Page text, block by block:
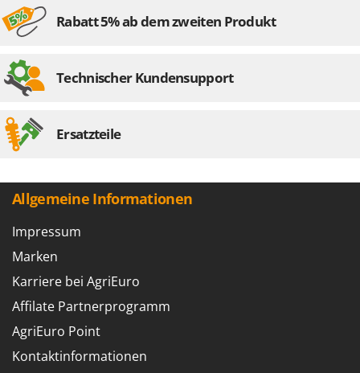
S
S.T.P.
Sbaraglia
Silky
Skil
Smartwood
Smeg
Snapper
Solidur
Rabatt 5% ab dem zweiten Produkt
Technischer Kundensupport
Ersatzteile
Allgemeine Informationen
Impressum
Marken
Karriere bei AgriEuro
Affilate Partnerprogramm
AgriEuro Point
Kontaktinformationen